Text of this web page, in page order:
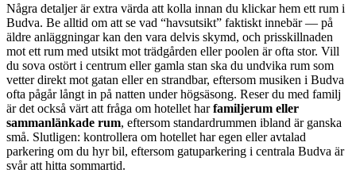
Några detaljer är extra värda att kolla innan du klickar hem ett rum i
Budva. Be alltid om att se vad “havsutsikt” faktiskt innebär — på
äldre anläggningar kan den vara delvis skymd, och prisskillnaden
mot ett rum med utsikt mot trädgården eller poolen är ofta stor. Vill
du sova ostört i centrum eller gamla stan ska du undvika rum som
vetter direkt mot gatan eller en strandbar, eftersom musiken i Budva
ofta pågår långt in på natten under högsäsong. Reser du med familj
är det också värt att fråga om hotellet harfamiljerum eller
sammanlänkade rum, eftersom standardrummen ibland är ganska
små. Slutligen: kontrollera om hotellet har egen eller avtalad
parkering om du hyr bil, eftersom gatuparkering i centrala Budva är
svår att hitta sommartid.